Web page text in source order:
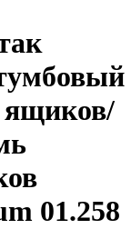
ящиков/
01.258